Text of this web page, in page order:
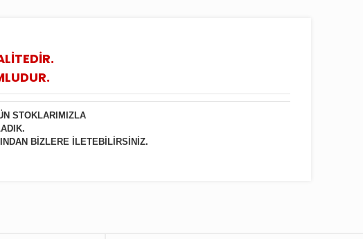
STOKLARIMIZLA
BİZLERE İLETEBİLİRSİNİZ.